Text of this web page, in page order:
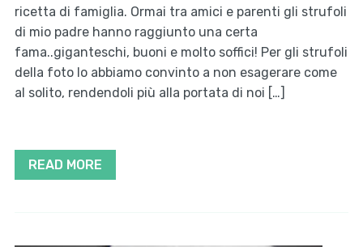
ricetta di famiglia. Ormai tra amici e parenti gli strufoli
di mio padre hanno raggiunto una certa
fama..giganteschi, buoni e molto soffici! Per gli strufoli
della foto lo abbiamo convinto a non esagerare come
al solito, rendendoli più alla portata di noi […]
READ MORE